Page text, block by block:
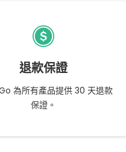
退款保證
為所有產品提供 30 天退款
保證。